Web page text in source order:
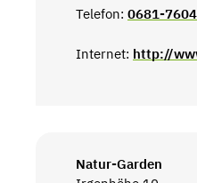
Telefon: 0681-
Internet: http://
Natur-Garden